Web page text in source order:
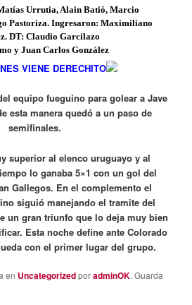
Urrutia, Alain Batió, Marcio
Pastoriza. Ingresaron: Maximiliano
DT: Claudio Garcilazo
y Juan Carlos González
VIENE DERECHITO
equipo fueguino para golear a Jave
esta manera quedó a un paso de
semifinales.
superior al elenco uruguayo y al
lo ganaba 5×1 con un gol del
Gallegos. En el complemento el
siguió manejando el tramite del
un gran triunfo que lo deja muy bien
Esta noche define ante Colorado
con el primer lugar del grupo.
en UncategorizedporadminOK. Guarda